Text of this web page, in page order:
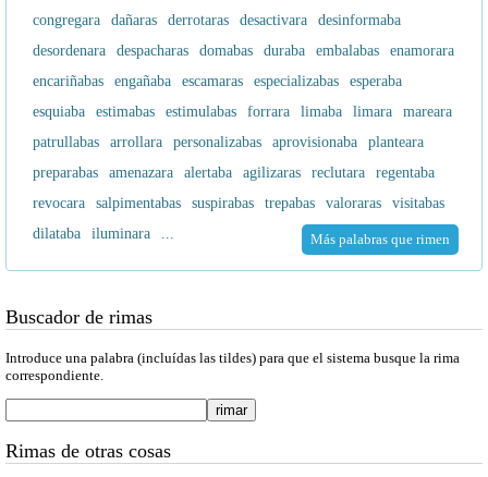
congregara
dañaras derrotaras desactivara
desinformaba
desordenara
despacharas domabas duraba embalabas
enamorara
encariñabas
engañaba escamaras especializabas
esperaba
esquiaba
estimabas estimulabas forrara limaba limara
mareara
patrullabas
arrollara personalizabas aprovisionaba
planteara
preparabas
amenazara alertaba agilizaras reclutara
regentaba
revocara
salpimentabas suspirabas trepabas valoraras
visitabas
dilataba
iluminara ... Más palabras que rimen
Buscador de rimas
Introduce una palabra (incluídas las tildes) para que el sistema busque la rima
correspondiente.
Rimas de otras cosas